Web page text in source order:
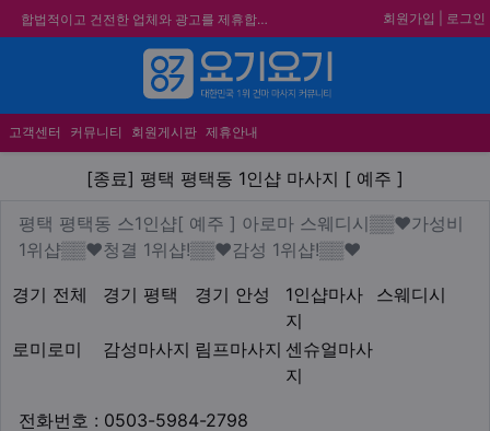
합법적이고 건전한 업체와 광고를 제휴합니다.
★요기요기 설 연휴 휴무 안내★
★ 요기요기 업체회원 안내사항 ★
불건전한 게시글은 삭제 및 회원탈퇴 됩니다.
회원가입 로그인
고객센터 커뮤니티 회원게시판 제휴안내
[종료] 평택 평택동 1인샵 마
[종료] 평택 평택동 1인샵 마사지 [ 예주 ]
업체 정보
평택 평택동 스1인샵[ 예주 ]
평택 평택동 스1인샵[ 예주 ] 아로마 스웨디시▒▒❤가성비
1위샵▒▒❤청결 1위샵!▒▒❤감성 1위샵!▒▒❤
경기 전체 경기 평택 경기 안성
지역1
1인샵마사
지
스웨디시
로미로미 감성마사지 림프마사지 센슈얼마사
지
테마
전화번호 : 0503-5984-2798